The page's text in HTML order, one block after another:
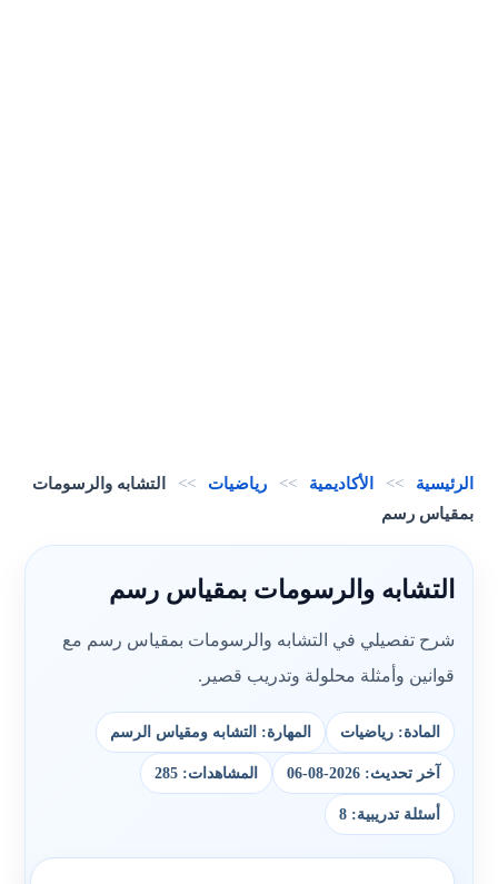
الرئيسية >> الأكاديمية >> رياضيات >>
التشابه والرسومات
بمقياس رسم
التشابه والرسومات بمقياس رسم
شرح تفصيلي في التشابه والرسومات بمقياس رسم مع
قوانين وأمثلة محلولة وتدريب قصير.
المادة: رياضيات المهارة: التشابه ومقياس الرسم
آخر تحديث: 2026-08-06 المشاهدات: 285
أسئلة تدريبية: 8